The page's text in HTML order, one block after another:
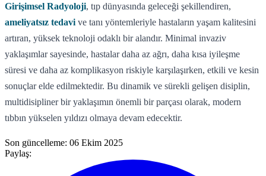
Girişimsel Radyoloji, tıp dünyasında geleceği şekillendiren,
ameliyatsız tedavi ve tanı yöntemleriyle hastaların yaşam kalitesini
artıran, yüksek teknoloji odaklı bir alandır. Minimal invaziv
yaklaşımlar sayesinde, hastalar daha az ağrı, daha kısa iyileşme
süresi ve daha az komplikasyon riskiyle karşılaşırken, etkili ve kesin
sonuçlar elde edilmektedir. Bu dinamik ve sürekli gelişen disiplin,
multidisipliner bir yaklaşımın önemli bir parçası olarak, modern
tıbbın yükselen yıldızı olmaya devam edecektir.
Son güncelleme: 06 Ekim 2025
Paylaş: